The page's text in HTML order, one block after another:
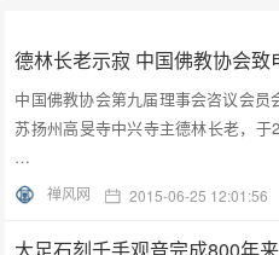
德林长老示寂 中国佛教协会致
中国佛教协会第九届理事会咨议会
苏扬州高旻寺中兴寺主德林长老，于
…
禅风网 2015-06-25 12:01:56
大足石刻千手观音完成800年